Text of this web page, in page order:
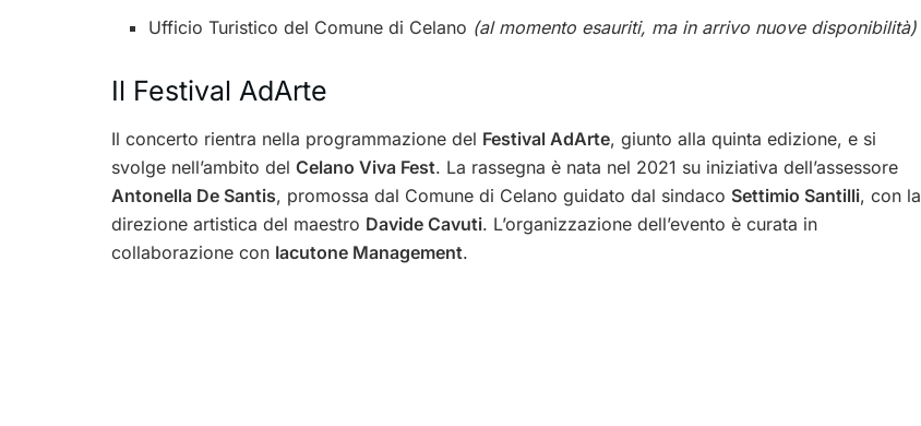
Ufficio Turistico del Comune di Celano (al momento esauriti, ma in arrivo nuove disponibilità)
Il Festival AdArte
Il concerto rientra nella programmazione del Festival AdArte, giunto alla quinta edizione, e si
svolge nell’ambito del Celano Viva Fest. La rassegna è nata nel 2021 su iniziativa dell’assessore
Antonella De Santis, promossa dal Comune di Celano guidato dal sindaco Settimio Santilli, con la
direzione artistica del maestro Davide Cavuti. L’organizzazione dell’evento è curata in
collaborazione con Iacutone Management.